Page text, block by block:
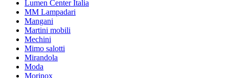
Lumen Center Italia
MM Lampadari
Mangani
Martini mobili
Mechini
Mimo salotti
Mirandola
Moda
Morinox